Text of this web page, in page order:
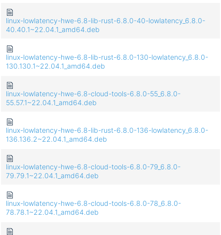
linux-lowlatency-hwe-6.8-lib-rust-6.8.0-40-lowlatency_6.8.0-
40.40.1~22.04.1_amd64.deb
linux-lowlatency-hwe-6.8-lib-rust-6.8.0-130-lowlatency_6.8.0-
130.130.1~22.04.1_amd64.deb
linux-lowlatency-hwe-6.8-cloud-tools-6.8.0-55_6.8.0-
55.57.1~22.04.1_amd64.deb
linux-lowlatency-hwe-6.8-lib-rust-6.8.0-136-lowlatency_6.8.0-
136.136.2~22.04.1_amd64.deb
linux-lowlatency-hwe-6.8-cloud-tools-6.8.0-79_6.8.0-
79.79.1~22.04.1_amd64.deb
linux-lowlatency-hwe-6.8-cloud-tools-6.8.0-78_6.8.0-
78.78.1~22.04.1_amd64.deb